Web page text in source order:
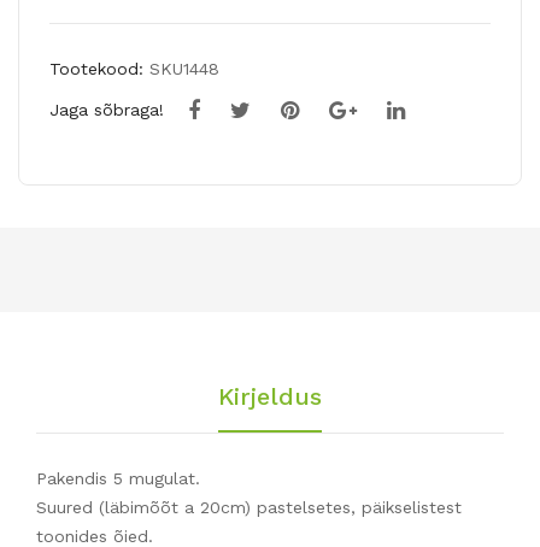
u
RDI
Tootekood: SKU1448
Jaga sõbraga!
Kirjeldus
Pakendis 5 mugulat.
Suured (läbimõõt a 20cm) pastelsetes, päikselistest
toonides õied.